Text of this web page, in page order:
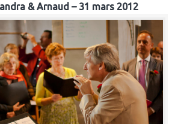
& Arnaud – 31 mars 2012